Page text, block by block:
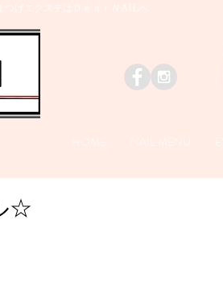
つげエクステはＤｅａｒＮAILへ
☆